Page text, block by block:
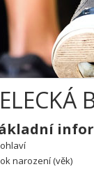
narození (věk)